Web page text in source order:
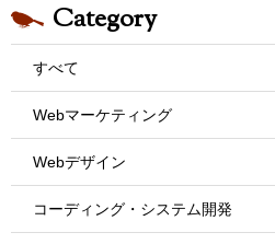
Category
すべて
Webマーケティング
Webデザイン
コーディング・システム開発